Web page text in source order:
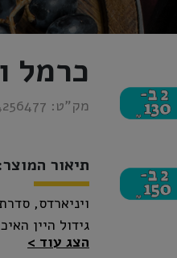
כרמל
מק”ט:
תיאור המוצר:
ויניארדס,
גידול היין
שנבחרו מוסיף
הצג עוד